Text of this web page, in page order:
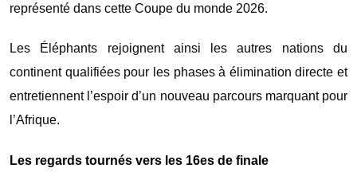
représenté dans cette Coupe du monde 2026.
Les Éléphants rejoignent ainsi les autres nations du
continent qualifiées pour les phases à élimination directe et
entretiennent l’espoir d’un nouveau parcours marquant pour
l’Afrique.
Les regards tournés vers les 16es de finale